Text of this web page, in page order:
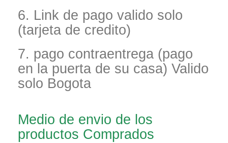
6. Link de pago valido solo
(tarjeta de credito)
7. pago contraentrega (pago
en la puerta de su casa) Valido
solo Bogota
Medio de envio de los
productos Comprados